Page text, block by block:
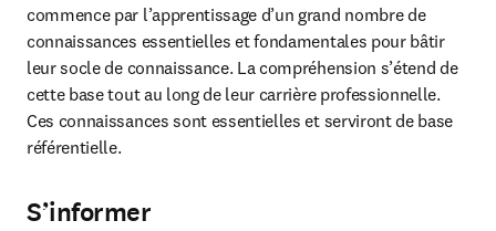
commence par l’apprentissage d’un grand nombre de
connaissances essentielles et fondamentales pour bâtir
leur socle de connaissance. La compréhension s’étend de
cette base tout au long de leur carrière professionnelle.
Ces connaissances sont essentielles et serviront de base
référentielle.
S’informer